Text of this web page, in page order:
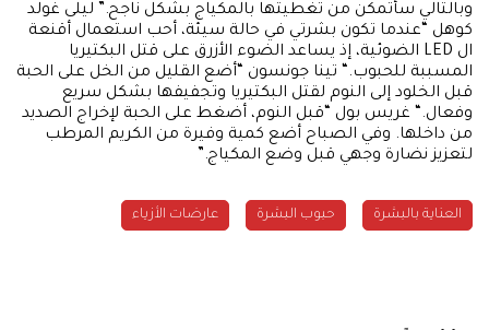
وبالتالي سأتمكن من تغطيتها بالمكياج بشكل ناجح.” ليلى غولد
كوهل “عندما تكون بشرتي في حالة سيئة، أحب استعمال أقنعة
ال LED الضوئية، إذ يساعد الضوء الأزرق على قتل البكتيريا
المسببة للحبوب.“ تينا جونسون “أضع القليل من الخل على الحبة
قبل الخلود إلى النوم لقتل البكتيريا وتجفيفها بشكل سريع
وفعال.“ غريس بول “قبل النوم، أضغط على الحبة لإخراج الصديد
من داخلها. وفي الصباح أضع كمية وفيرة من الكريم المرطب
لتعزيز نضارة وجهي قبل وضع المكياج.”
العناية بالبشرة حبوب البشرة عارضات الأزياء